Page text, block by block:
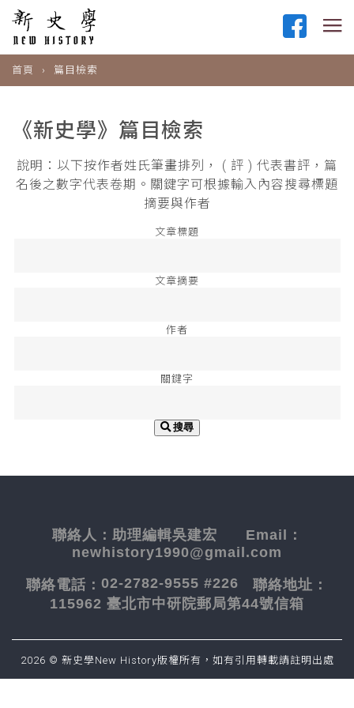
首頁 篇目檢索
《新史學》篇目檢索
說明：以下按作者姓氏筆畫排列， ( 評 ) 代表書評，篇
名後之數字代表卷期。關鍵字可根據輸入內容搜尋標題
摘要與作者
文章標題
文章摘要
作者
關鍵字
搜尋
聯絡人： 助理編輯吳建宏 Email：
newhistory1990@gmail.com
聯絡電話： 02-2782-9555 #226 聯絡地址：
115962 臺北市中研院郵局第44號信箱
2026 © 新史學New History版權所有，如有引用轉載請註明出處